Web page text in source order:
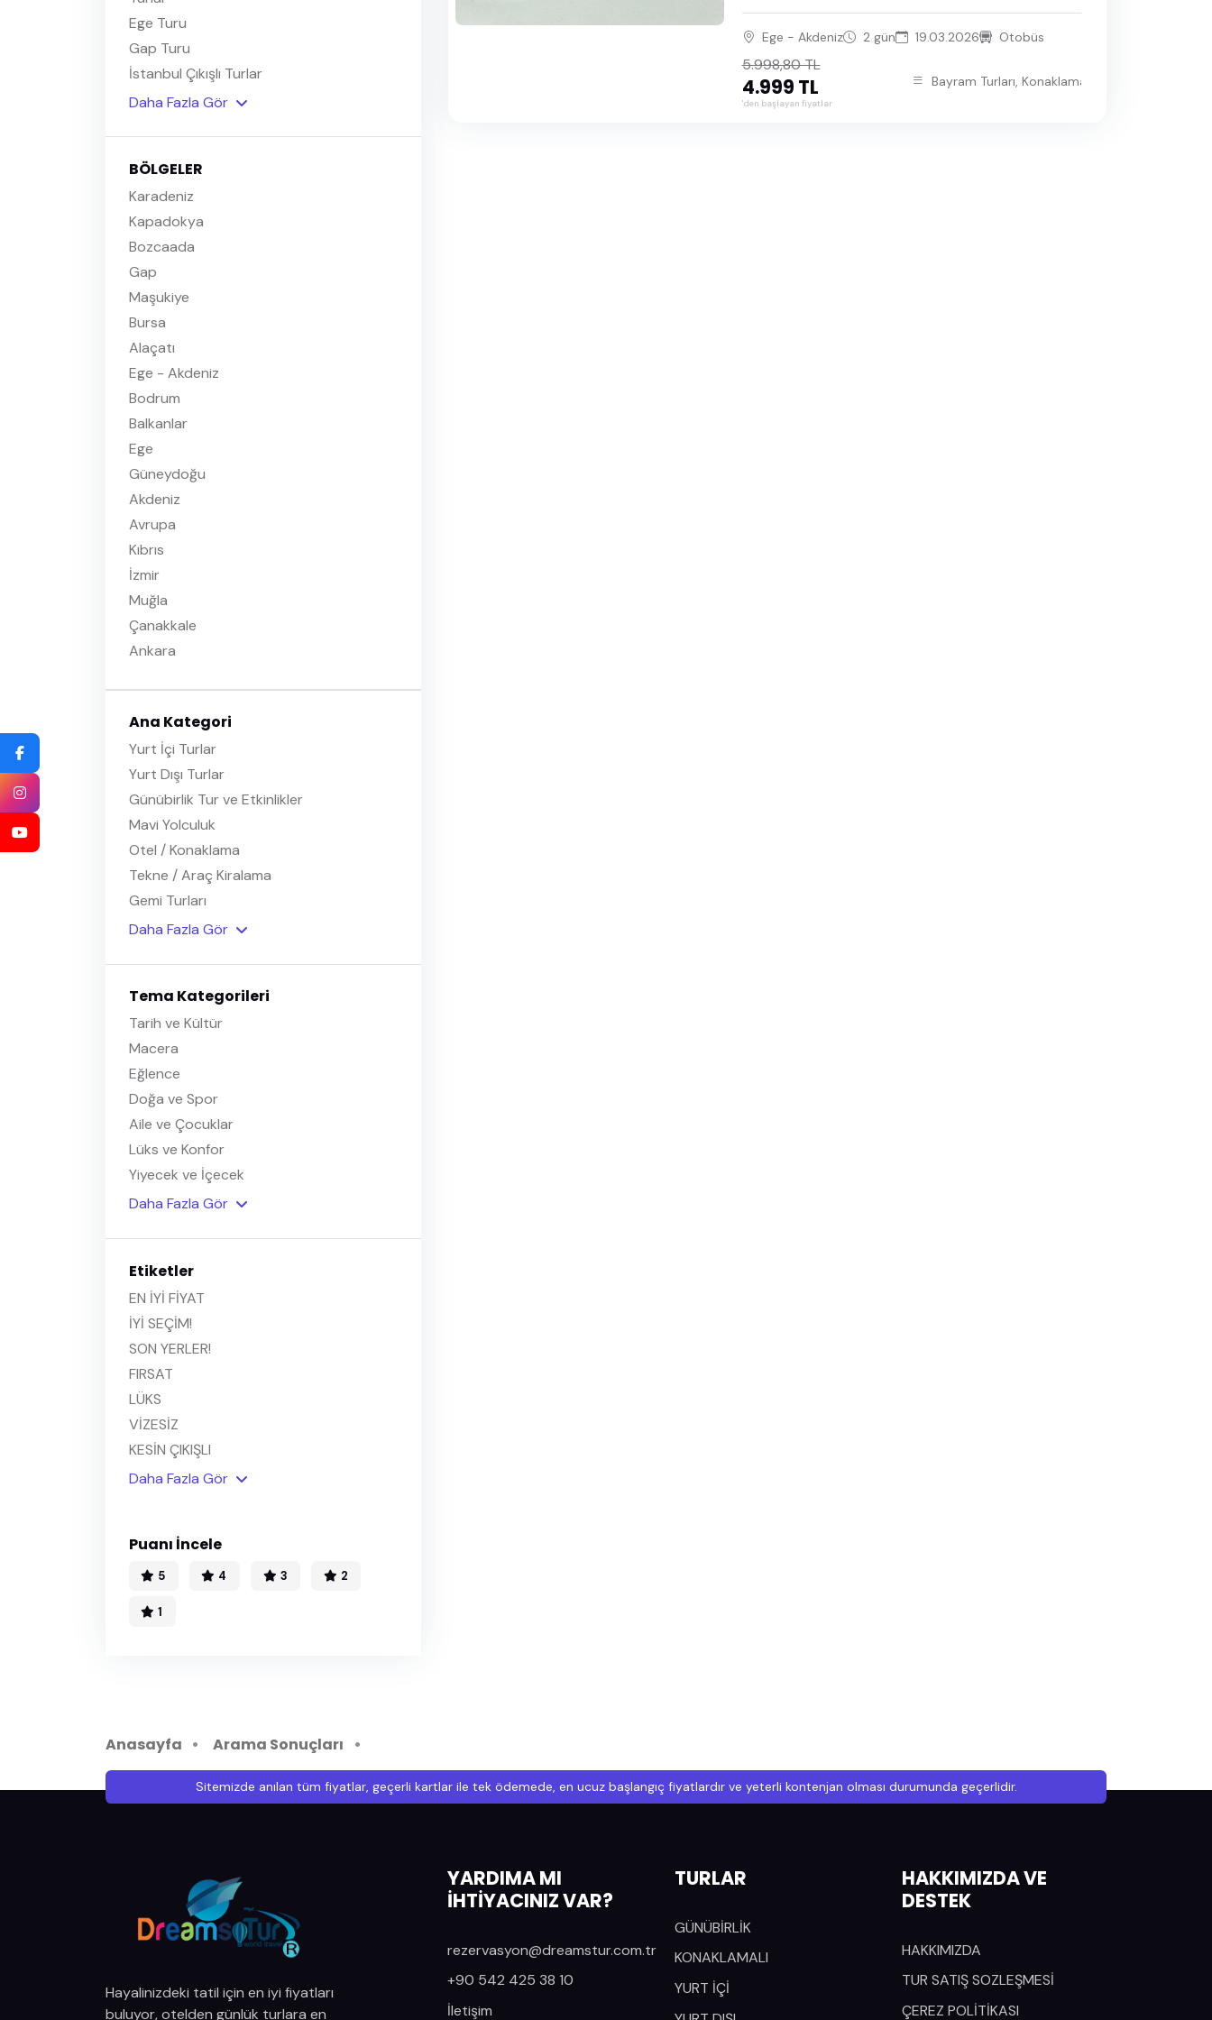
Haziran 2027
Temmuz 2027
Ağustos 2027
Ege Turu
Gap Turu
İstanbul Çıkışlı Turlar
Daha Fazla Gör
BÖLGELER
Karadeniz
Kapadokya
Bozcaada
Gap
Maşukiye
Bursa
Alaçatı
Ege - Akdeniz
Bodrum
Balkanlar
Ege
Güneydoğu
Akdeniz
Avrupa
Kıbrıs
İzmir
Muğla
Çanakkale
Ankara
Ana Kategori
Yurt İçi Turlar
Yurt Dışı Turlar
Günübirlik Tur ve Etkinlikler
Mavi Yolculuk
Otel / Konaklama
Tekne / Araç Kiralama
Gemi Turları
Daha Fazla Gör
Tema Kategorileri
Tarih ve Kültür
Macera
Eğlence
Doğa ve Spor
Aile ve Çocuklar
Lüks ve Konfor
Yiyecek ve İçecek
Daha Fazla Gör
Etiketler
EN İYİ FİYAT
İYİ SEÇİM!
SON YERLER!
FIRSAT
LÜKS
VİZESİZ
KESİN ÇIKIŞLI
Daha Fazla Gör
Puanı İncele
5 4 3 2
1
Ege - Akdeniz 2 gün 19.03.2026 Otobüs
5.998,80 TL
4.999 TL
'den başlayan fiyatlar
Bayram Turları, Konaklamalı Turlar, Ege Turu,
Anasayfa Arama Sonuçları
Sitemizde anılan tüm fiyatlar, geçerli kartlar ile tek ödemede, en ucuz başlangıç fiyatlardır ve yeterli kontenjan olması durumunda geçerlidir.
Hayalinizdeki tatil için en iyi fiyatları
buluyor, otelden günlük turlara en
YARDIMA MI
İHTİYACINIZ VAR?
rezervasyon@dreamstur.com.tr
+90 542 425 38 10
İletişim
TURLAR
GÜNÜBİRLİK
KONAKLAMALI
YURT İÇİ
HAKKIMIZDA VE
DESTEK
HAKKIMIZDA
TUR SATIŞ SOZLEŞMESİ
ÇEREZ POLİTİKASI